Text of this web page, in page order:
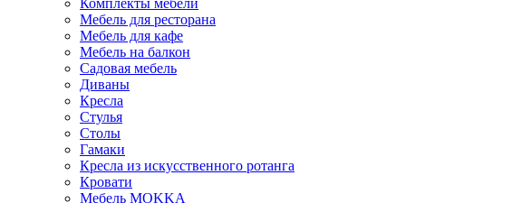
Комплекты мебели
Мебель для ресторана
Мебель для кафе
Мебель на балкон
Садовая мебель
Диваны
Кресла
Стулья
Столы
Гамаки
Кресла из искусственного ротанга
Кровати
Мебель MOKKA